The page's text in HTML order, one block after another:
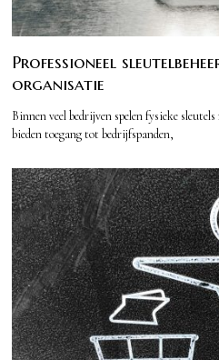
Professioneel
organisatie
Binnen veel bedrijven spelen fysieke
bieden toegang tot bedrijfspanden,